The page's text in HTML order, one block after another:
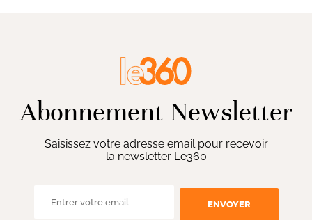
Abonnement Newsletter
Saisissez votre adresse email pour recevoir
la newsletter Le360
ENVOYER